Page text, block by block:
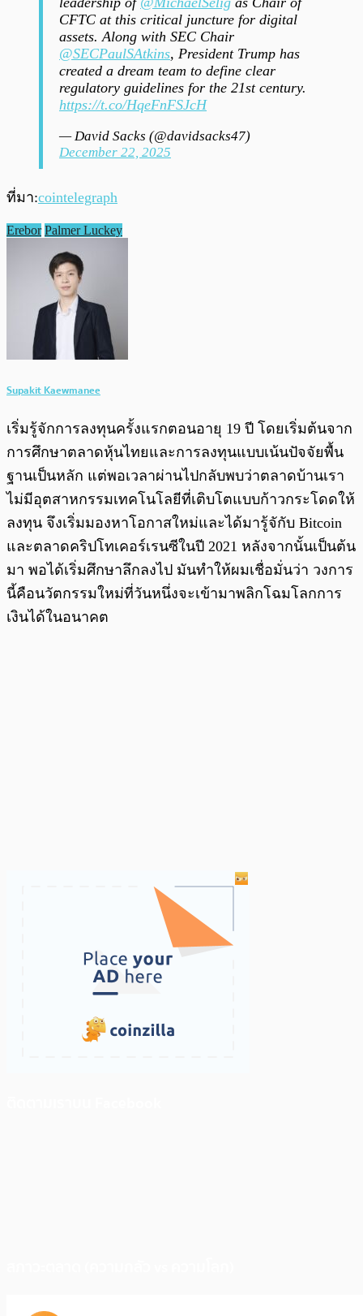
CFTC at this critical juncture for digital
assets. Along with SEC Chair
@SECPaulSAtkins, President Trump has
created a dream team to define clear
regulatory guidelines for the 21st century.
https://t.co/HqeFnFSJcH
— David Sacks (@davidsacks47)
December 22, 2025
ที่มา:cointelegraph
Erebor Palmer Luckey
Supakit Kaewmanee
เริ่มรู้จักการลงทุนครั้งแรกตอนอายุ 19 ปี โดยเริ่มต้นจาก
การศึกษาตลาดหุ้นไทยและการลงทุนแบบเน้นปัจจัยพื้น
ฐานเป็นหลัก แต่พอเวลาผ่านไปกลับพบว่าตลาดบ้านเรา
ไม่มีอุตสาหกรรมเทคโนโลยีที่เติบโตแบบก้าวกระโดดให้
ลงทุน จึงเริ่มมองหาโอกาสใหม่และได้มารู้จักับ Bitcoin
และตลาดคริปโทเคอร์เรนซีในปี 2021 หลังจากนั้นเป็นต้น
มา พอได้เริ่มศึกษาลึกลงไป มันทำให้ผมเชื่อมั่นว่า วงการ
นี้คือนวัตกรรมใหม่ที่วันหนึ่งจะเข้ามาพลิกโฉมโลกการ
เงินได้ในอนาคต